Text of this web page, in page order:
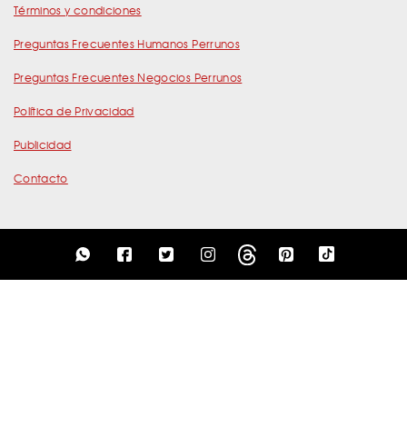
Términos y condiciones
Preguntas Frecuentes Humanos Perrunos
Preguntas Frecuentes Negocios Perrunos
Política de Privacidad
Publicidad
Contacto